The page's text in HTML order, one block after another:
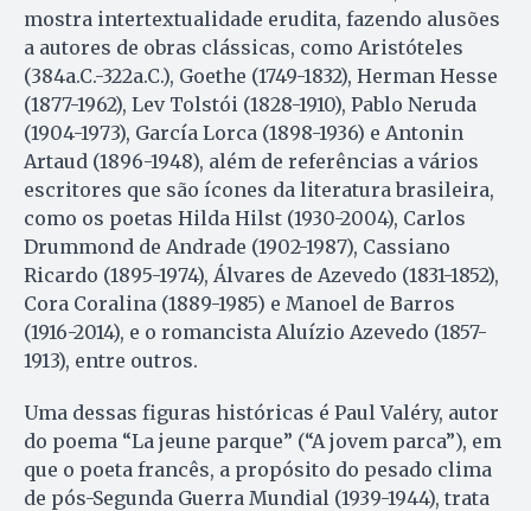
mostra intertextualidade erudita, fazendo alusões
a autores de obras clássicas, como Aristóteles
(384a.C.-322a.C.), Goethe (1749-1832), Herman Hesse
(1877-1962), Lev Tolstói (1828-1910), Pablo Neruda
(1904-1973), García Lorca (1898-1936) e Antonin
Artaud (1896-1948), além de referências a vários
escritores que são ícones da literatura brasileira,
como os poetas Hilda Hilst (1930-2004), Carlos
Drummond de Andrade (1902-1987), Cassiano
Ricardo (1895-1974), Álvares de Azevedo (1831-1852),
Cora Coralina (1889-1985) e Manoel de Barros
(1916-2014), e o romancista Aluízio Azevedo (1857-
1913), entre outros.
Uma dessas figuras históricas é Paul Valéry, autor
do poema “La jeune parque” (“A jovem parca”), em
que o poeta francês, a propósito do pesado clima
de pós-Segunda Guerra Mundial (1939-1944), trata